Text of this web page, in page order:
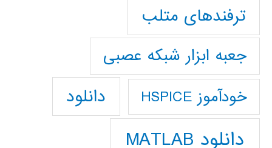
ترفندهای متلب
جعبه ابزار شبکه عصبی
خودآموز HSPICE دانلود
دانلود MATLAB